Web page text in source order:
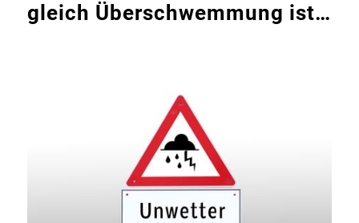
gleich Überschwemmung ist…